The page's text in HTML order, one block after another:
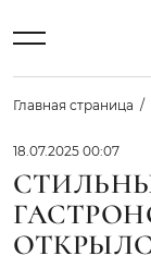
Главная страница
18.07.2025 00:07